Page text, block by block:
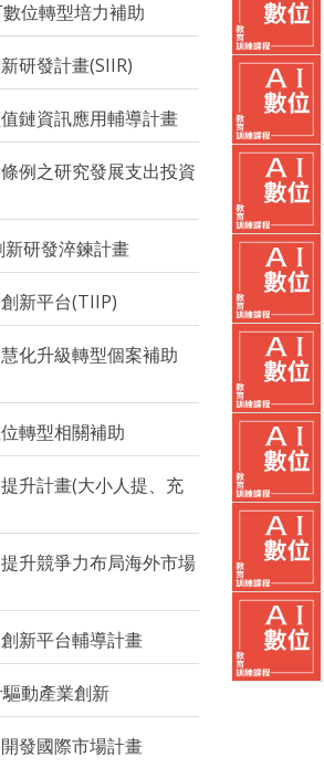
位轉型培力補助
研發計畫(SIIR)
鏈資訊應用輔導計畫
例之研究發展支出投資
研發淬鍊計畫
新平台(TIIP)
化升級轉型個案補助
轉型相關補助
升計畫(大小人提、充
升競爭力布局海外市場
新平台輔導計畫
動產業創新
發國際市場計畫